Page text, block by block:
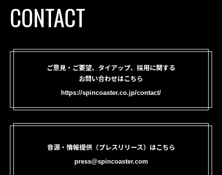
CONTACT
ご意見・ご要望、タイアップ、採用に関する
お問い合わせはこちら
https://spincoaster.co.jp/contact/
音源・情報提供（プレスリリース）はこちら
press@spincoaster.com